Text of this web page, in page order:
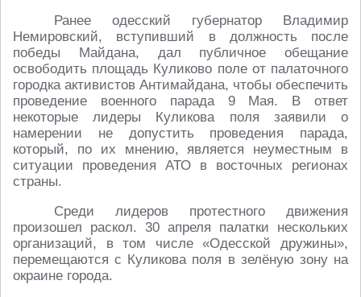
Ранее одесский губернатор Владимир
Немировский, вступивший в должность после
победы Майдана, дал публичное обещание
освободить площадь Куликово поле от палаточного
городка активистов Антимайдана, чтобы обеспечить
проведение военного парада 9 Мая. В ответ
некоторые лидеры Куликова поля заявили о
намерении не допустить проведения парада,
который, по их мнению, является неуместным в
ситуации проведения АТО в восточных регионах
страны.
Среди лидеров протестного движения
произошел раскол. 30 апреля палатки нескольких
организаций, в том числе «Одесской дружины»,
перемещаются с Куликова поля в зелёную зону на
окраине города.